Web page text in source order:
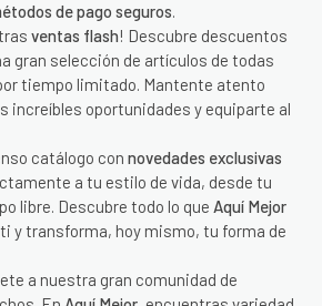
de pago seguros.
ventas flash! Descubre descuentos
gran selección de artículos de todas
tiempo limitado. Mantente atento
increíbles oportunidades y equiparte al
catálogo con novedades exclusivas
a tu estilo de vida, desde tu
libre. Descubre todo lo que Aquí Mejor
y transforma, hoy mismo, tu forma de
a nuestra gran comunidad de